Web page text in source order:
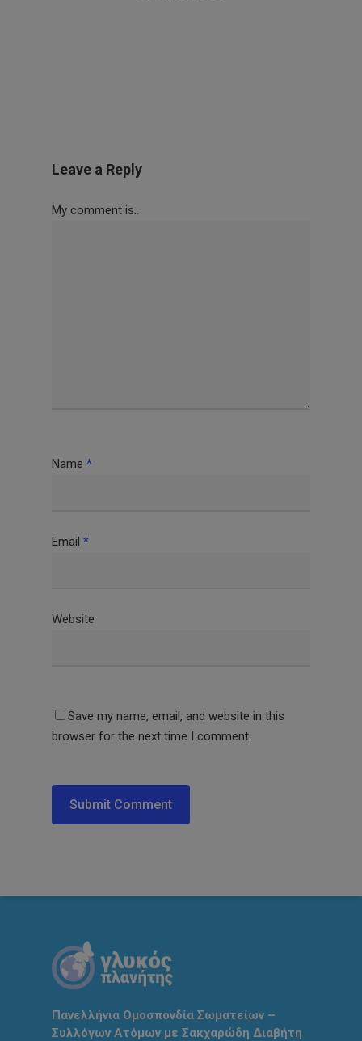
Leave a Reply
My comment is..
Name *
Email *
Website
Save my name, email, and website in this
browser for the next time I comment.
Πανελλήνια Ομοσπονδία Σωματείων –
Συλλόγων Ατόμων με Σακχαρώδη Διαβήτη